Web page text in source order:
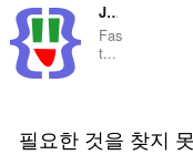
JSON Lite
Fas
t...
등
급
필요한 것을 찾지